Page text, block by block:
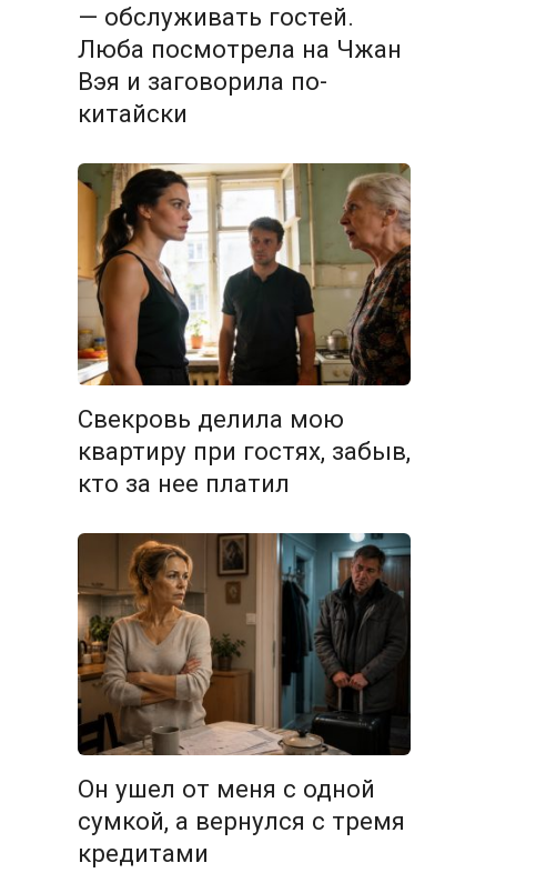
— обслуживать гостей.
Люба посмотрела на Чжан
Вэя и заговорила по-
китайски
Свекровь делила мою
квартиру при гостях, забыв,
кто за нее платил
Он ушел от меня с одной
сумкой, а вернулся с тремя
кредитами